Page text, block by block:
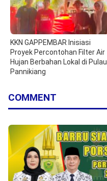
KKN GAPPEMBAR Inisiasi
Proyek Percontohan Filter Air
Hujan Berbahan Lokal di Pulau
Pannikiang
COMMENT